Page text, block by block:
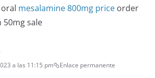
mesalamine 800mg price order
sale
a las 11:15 pm Enlace permanente